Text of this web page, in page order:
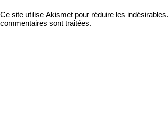
Ce site utilise Akismet pour réduire les indésirables.
commentaires sont traitées.